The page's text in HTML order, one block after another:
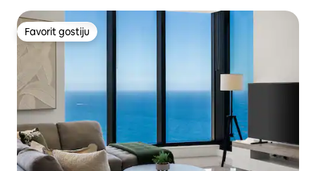
Favorit gostiju
Favorit gostiju